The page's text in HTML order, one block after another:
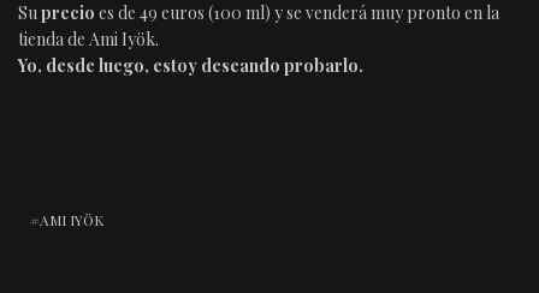
Suprecio es de 49 euros (100 ml) y se venderá muy pronto en la
tienda de Ami Iyök.
Yo, desde luego, estoy deseando probarlo.
AMI IYÖK